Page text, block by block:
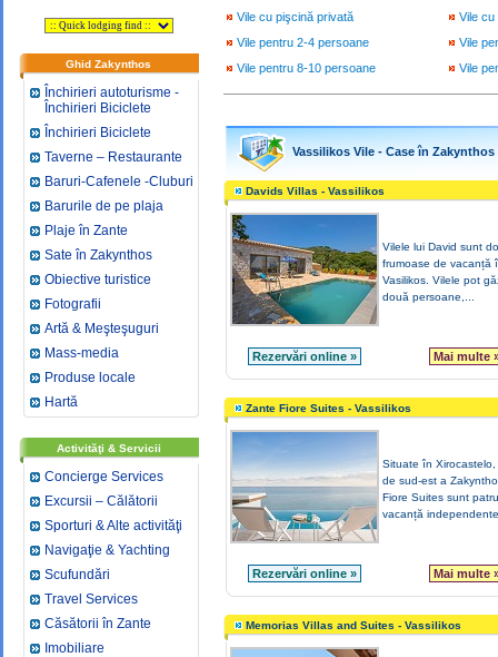
Ghid Zakynthos
Închirieri autoturisme -
Închirieri Biciclete
Închirieri Biciclete
Taverne – Restaurante
Baruri-Cafenele -Cluburi
Barurile de pe plaja
Plaje în Zante
Sate în Zakynthos
Obiective turistice
Fotografii
Artă & Meşteşuguri
Mass-media
Produse locale
Hartă
Activităţi & Servicii
Concierge Services
Excursii – Călătorii
Sporturi & Alte activităţi
Navigaţie & Yachting
Scufundări
Travel Services
Căsătorii în Zante
Imobiliare
Vile cu pişcină privată
Vile cu
Vile pentru 2-4 persoane
Vile
Vile pentru 8-10 persoane
Vile
Vassilikos Vile - Case în Zakynthos
Davids Villas - Vassilikos
Vilele lui David sunt
frumoase de vacanță
Vasilikos. Vilele pot
două persoane,...
Rezervări online » Mai multe
Zante Fiore Suites - Vassilikos
Situate în
de sud-est a
Fiore Suites sunt
vacanță
Rezervări online » Mai multe
Memorias Villas and Suites - Vassilikos